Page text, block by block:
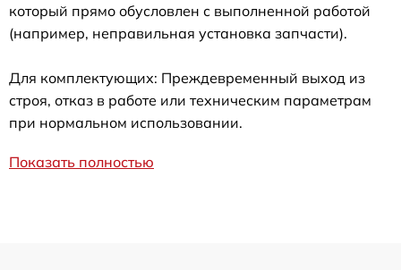
который прямо обусловлен с выполненной работой
(например, неправильная установка запчасти).
Для комплектующих: Преждевременный выход из
строя, отказ в работе или техническим параметрам
при нормальном использовании.
Показать полностью